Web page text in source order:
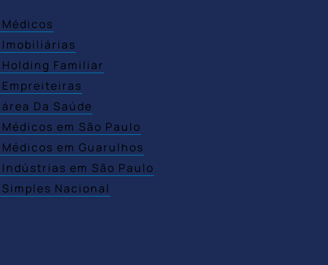
Familiar
Da Saúde
em São Paulo
em Guarulhos
em São Paulo
Nacional